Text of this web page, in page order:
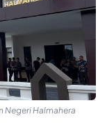
Negeri Halmahera